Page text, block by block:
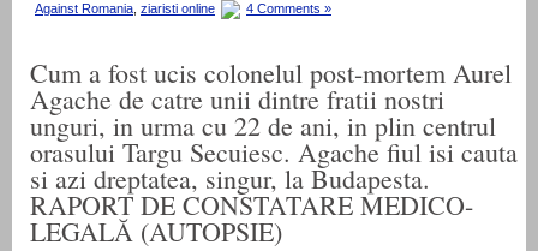
Against Romania ziaristi online 4 Comments »
Cum a fost ucis colonelul post-mortem Aurel
Agache de catre unii dintre fratii nostri
unguri, in urma cu 22 de ani, in plin centrul
orasului Targu Secuiesc. Agache fiul isi cauta
si azi dreptatea, singur, la Budapesta.
RAPORT DE CONSTATARE MEDICO-
LEGALĂ (AUTOPSIE)